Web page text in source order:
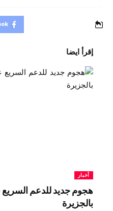
إقرأ ايضا
أخبار
هجوم جديد للدعم
بالجزيرة